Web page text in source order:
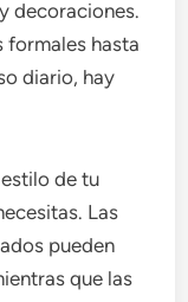
decoraciones.
formales hasta
diario, hay
de tu
Las
pueden
que las